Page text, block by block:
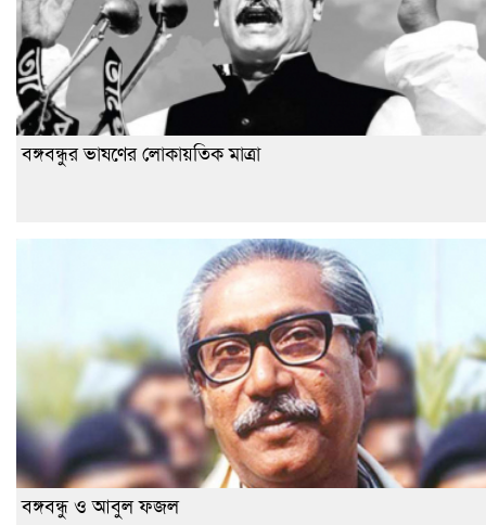
বঙ্গবন্ধুর ভাষণের লোকায়তিক মাত্রা
বঙ্গবন্ধু ও আবুল ফজল